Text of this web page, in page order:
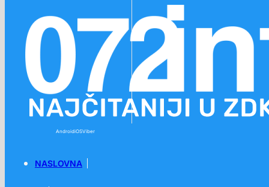
AndroidiOSViber
NASLOVNA